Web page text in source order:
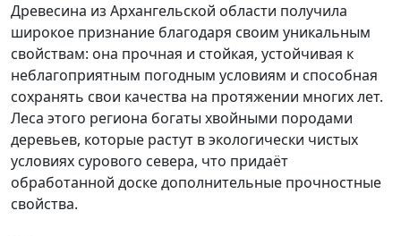
Древесина из Архангельской области получила
широкое признание благодаря своим уникальным
свойствам: она прочная и стойкая, устойчивая к
неблагоприятным погодным условиям и способная
сохранять свои качества на протяжении многих лет.
Леса этого региона богаты хвойными породами
деревьев, которые растут в экологически чистых
условиях сурового севера, что придаёт
обработанной доске дополнительные прочностные
свойства.